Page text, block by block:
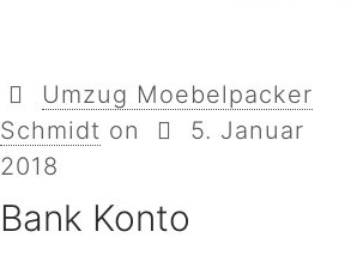
Umzug Moebelpacker
Schmidt on
5. Januar
2018
Bank Konto